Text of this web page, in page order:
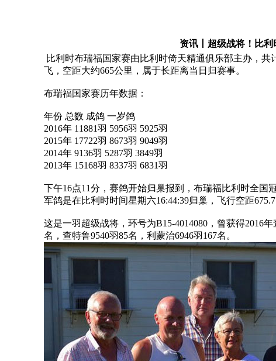
资讯丨超级战将！比
比利时布瑞福国家赛由比利时倚天精通俱乐部主办，
飞，空距大约665公里，属于长距离当日归赛事。
布瑞福国家赛历年数据：
年份 总数 成鸽 一岁鸽
2016年 11881羽 5956羽 5925羽
2015年 17722羽 8673羽 9049羽
2014年 9136羽 5287羽 3849羽
2013年 15168羽 8337羽 6831羽
下午16点11分，赛鸽开始归巢报到，布瑞福比利时全国
军鸽是在比利时时间星期六16:44:39归巢，飞行空距
这是一羽超级战将，环号为B15-4014080，曾获得2016
名，查特鲁9540羽85名，利蒙治6946羽167名。